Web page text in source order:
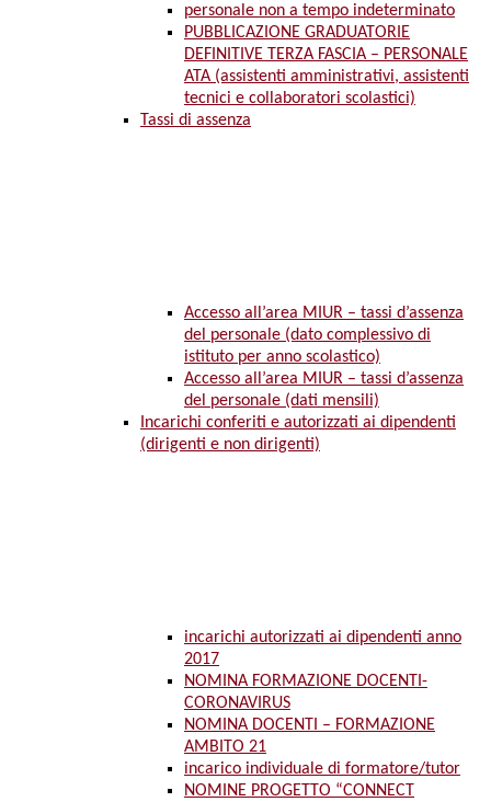
personale non a tempo indeterminato
PUBBLICAZIONE GRADUATORIE
DEFINITIVE TERZA FASCIA – PERSONALE
ATA (assistenti amministrativi, assistenti
tecnici e collaboratori scolastici)
Tassi di assenza
Accesso all’area MIUR – tassi d’assenza
del personale (dato complessivo di
istituto per anno scolastico)
Accesso all’area MIUR – tassi d’assenza
del personale (dati mensili)
Incarichi conferiti e autorizzati ai dipendenti
(dirigenti e non dirigenti)
incarichi autorizzati ai dipendenti anno
2017
NOMINA FORMAZIONE DOCENTI-
CORONAVIRUS
NOMINA DOCENTI – FORMAZIONE
AMBITO 21
incarico individuale di formatore/tutor
NOMINE PROGETTO “CONNECT